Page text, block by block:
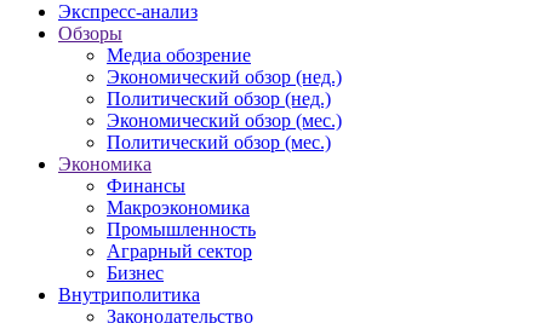
Экспресс-анализ
Обзоры
Медиа обозрение
Экономический обзор (нед.)
Политический обзор (нед.)
Экономический обзор (мес.)
Политический обзор (мес.)
Экономика
Финансы
Макроэкономика
Промышленность
Аграрный сектор
Бизнес
Внутриполитика
Законодательство